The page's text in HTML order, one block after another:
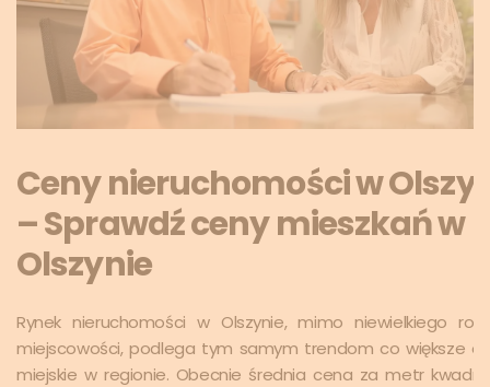
Ceny nieruchomości w
– Sprawdź ceny mieszkań w
Olszynie
Rynek nieruchomości w Olszynie, mimo niewielkiego
miejscowości, podlega tym samym trendom co większe
miejskie w regionie. Obecnie średnia cena za metr